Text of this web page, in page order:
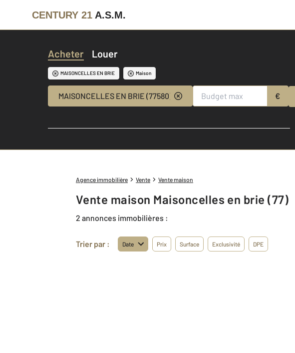
CENTURY 21 A.S.M.
Acheter Louer
MAISONCELLES EN BRIE Maison
MAISONCELLES EN BRIE (77580) €
Agence immobilière Vente Vente maison
Vente maison Maisoncelles en brie (77)
2 annonces immobilières :
Trier par : Date Prix Surface Exclusivité DPE